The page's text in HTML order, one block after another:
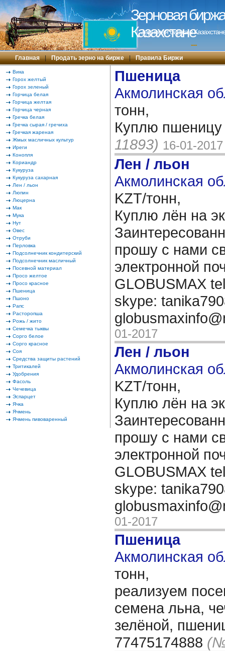
Зерновая
Казахстане
Зерновая биржа в
---
Главная | Продать зерно на бирже | Правила Биржи
Вика
Горох желтый
Горох зеленый
Горчица белая
Горчица желтая
Горчица черная
Гречка белая
Гречка сырая / гречиха
Гречкая жареная
Жмых масличных культур
Иреги
Конопля
Кориандр
Кукуруза
Кукуруза сахарная
Лен / льон
Люпин
Люцерна
Мак
Мука
Нут
Овес
Отруби
Перловка
Подсолнечник кондитерский
Подсолнечник масличный
Посевной материал
Просо желтое
Просо красное
Пшеница
Пшоно
Рапс
Расторопша
Рожь / жито
Семечка тыквы
Сорго белое
Сорго красное
Соя
Средства защиты растений
Тритикалей
Удобрения
Фасоль
Чечевица
Эспарцет
Ячка
Ячмень
Ячмень пивоваренный
Пшеница
Акмолинская
тонн,
Куплю
11893) 16-01-2017
Лен / льон
Акмолинская
KZT/тонн,
Куплю лён на
прошу с нами
электронной
GLOBUSMAX
skype:
01-2017
Лен / льон
Акмолинская
KZT/тонн,
Куплю лён на
прошу с нами
электронной
GLOBUSMAX
skype:
01-2017
Пшеница
Акмолинская
тонн,
реализуем
семена льна,
зелёной,
77475174888